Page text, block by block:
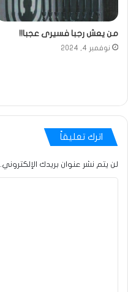
من يعش رجبا فسيرى عجبا!!
نوفمبر 4, 2024
اترك تعليقاً
لن يتم نشر عنوان بريدك الإلكتروني.